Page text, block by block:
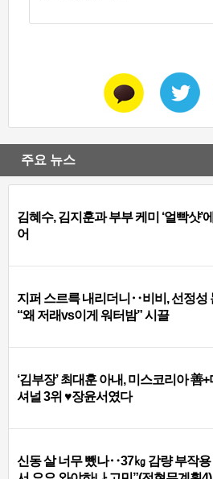
주요 뉴스
김혜수, 김지훈과 부부 케미 ‘얼빡샷’
어
지퍼 스르륵 내리더니‥비비, 선정성
“왜 저래vs이게 워터밤” 시끌
‘김부장’ 최대훈 아내, 미스코리아 善
셔널 3위 ♥장윤서였다
신동 살 너무 뺐나‥37㎏ 감량 부작용